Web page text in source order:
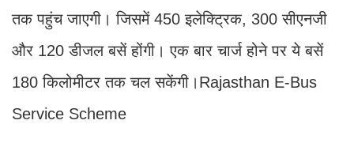
तक पहुंच जाएगी। जिसमें 450 इलेक्ट्रिक, 300 सीएनजी
और 120 डीजल बसें होंगी। एक बार चार्ज होने पर ये बसें
180 किलोमीटर तक चल सकेंगी।Rajasthan E-Bus
Service Scheme